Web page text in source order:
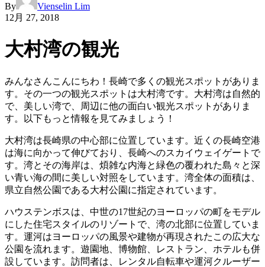
By
Vienselin Lim
12月 27, 2018
大村湾の観光
みんなさんこんにちわ！長崎で多くの観光スポットがありま
す。その一つの観光スポットは大村湾です。大村湾は自然的
で、美しい湾で、周辺に他の面白い観光スポットがありま
す。以下もっと情報を見てみましょう！
大村湾は長崎県の中心部に位置しています。近くの長崎空港
は海に向かって伸びており、長崎へのスカイウェイゲートで
す。湾とその海岸は、煩雑な内海と緑色の覆われた島々と深
い青い海の間に美しい対照をしています。湾全体の面積は、
県立自然公園である大村公園に指定されています。
ハウステンボスは、中世の17世紀のヨーロッパの町をモデル
にした住宅スタイルのリゾートで、湾の北部に位置していま
す。運河はヨーロッパの風景や建物が再現されたこの広大な
公園を流れます。遊園地、博物館、レストラン、ホテルも併
設しています。訪問者は、レンタル自転車や運河クルーザー